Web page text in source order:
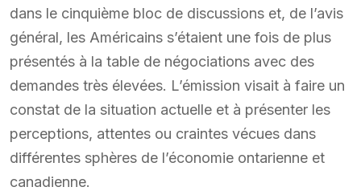
dans le cinquième bloc de discussions et, de l’avis
général, les Américains s’étaient une fois de plus
présentés à la table de négociations avec des
demandes très élevées. L’émission visait à faire un
constat de la situation actuelle et à présenter les
perceptions, attentes ou craintes vécues dans
différentes sphères de l’économie ontarienne et
canadienne.